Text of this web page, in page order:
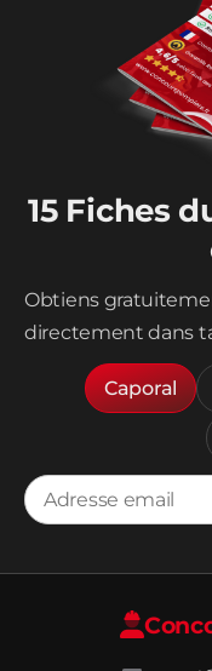
15 Fiches
Obtiens
directement dans
Caporal